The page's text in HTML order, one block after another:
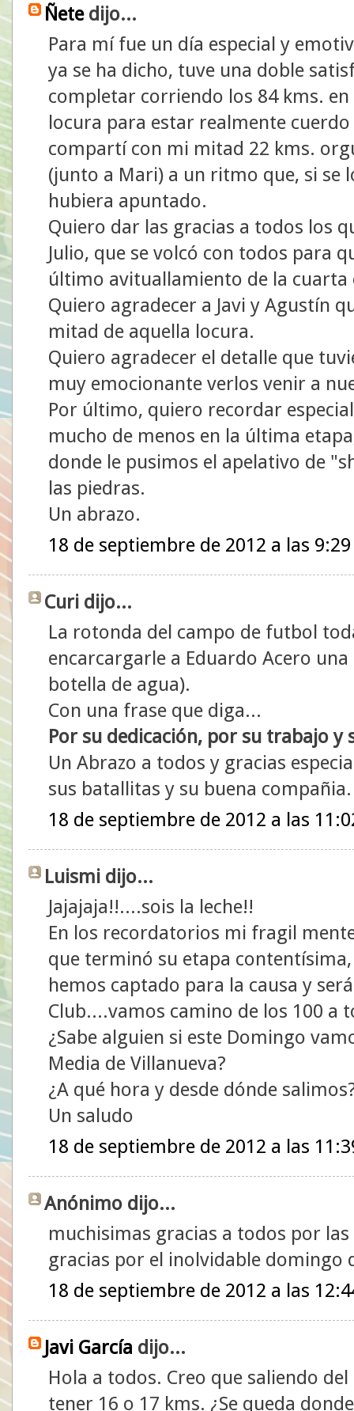
Ñetedijo...
Para mí fue un día especial y
ya se ha dicho, tuve una doble
completar corriendo los 84 kms.
locura para estar realmente
compartí con mi mitad 22 kms.
(junto a Mari) a un ritmo que, si se
hubiera apuntado.
Quiero dar las gracias a todos los
Julio, que se volcó con todos para
último avituallamiento de la cuarta
Quiero agradecer a Javi y Agustín
mitad de aquella locura.
Quiero agradecer el detalle que
muy emocionante verlos venir a
Por último, quiero recordar
mucho de menos en la última
donde le pusimos el apelativo de
las piedras.
Un abrazo.
18 de septiembre de 2012 a las 9:29
Curi dijo...
La rotonda del campo de futbol
encarcargarle a Eduardo Acero
botella de agua).
Con una frase que diga...
Por su dedicación, por su trabajo
Un Abrazo a todos y gracias
sus batallitas y su buena compañia.
18 de septiembre de 2012 a las
Luismi dijo...
Jajajaja!!....sois la leche!!
En los recordatorios mi fragil
que terminó su etapa
hemos captado para la causa y
Club....vamos camino de los 100 a
¿Sabe alguien si este Domingo
Media de Villanueva?
¿A qué hora y desde dónde
Un saludo
18 de septiembre de 2012 a las
Anónimo dijo...
muchisimas gracias a todos por
gracias por el inolvidable domingo
18 de septiembre de 2012 a las
Javi García dijo...
Hola a todos. Creo que saliendo
tener 16 o 17 kms. ¿Se queda